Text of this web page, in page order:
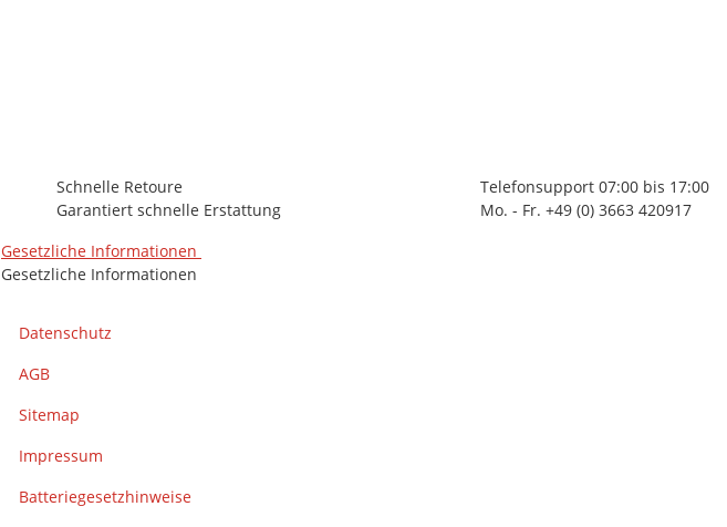
Schnelle Retoure
Garantiert schnelle Erstattung
Telefonsupport 07:00 bis 17:00
Mo. - Fr. +49 (0) 3663 420917
Gesetzliche Informationen
Gesetzliche Informationen
Datenschutz
AGB
Sitemap
Impressum
Batteriegesetzhinweise